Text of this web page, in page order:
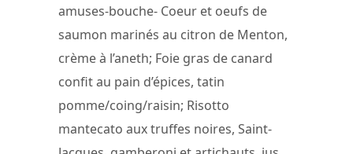
amuses-bouche- Coeur et oeufs de
saumon marinés au citron de Menton,
crème à l’aneth; Foie gras de canard
confit au pain d’épices, tatin
pomme/coing/raisin; Risotto
mantecato aux truffes noires, Saint-